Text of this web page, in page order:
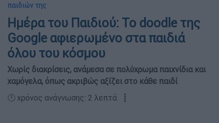
παιδιών της
Ημέρα του Παιδιού: Το doodle της
Google αφιερωμένο στα παιδιά
όλου του κόσμου
Χωρίς διακρίσεις, ανάμεσα σε πολύχρωμα παιχνίδια και
χαμόγελα, όπως ακριβώς αξίζει στο κάθε παιδί
🕛 χρόνος ανάγνωσης: 2 λεπτά ┋